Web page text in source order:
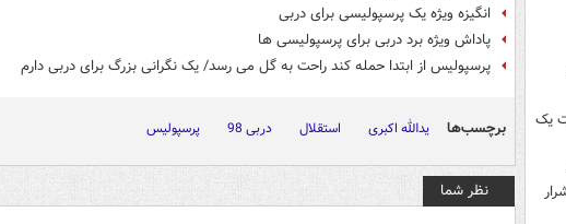
یک
انگیزه ویژه یک پرسپولیسی برای دربی
پاداش ویژه برد دربی برای پرسپولیسی ها
پرسپولیس از ابتدا حمله کند راحت به گل می رسد/ یک نگرانی بزرگ برای دربی دارم
برچسب‌ها یدالله اکبری استقلال دربی 98 پرسپولیس
نظر شما